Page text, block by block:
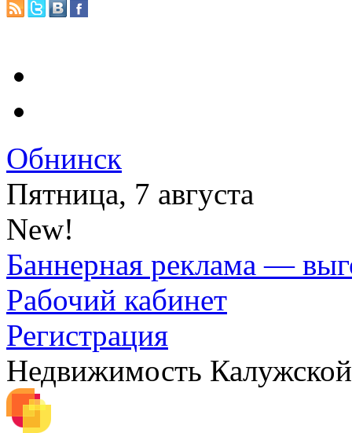
Обнинск
Пятница, 7 августа
New!
Баннерная реклама —
Рабочий кабинет
Регистрация
Недвижимость